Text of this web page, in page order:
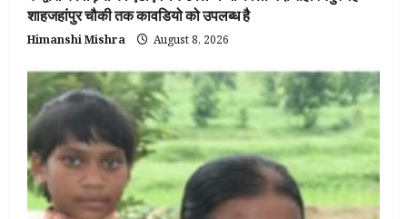
शाहजहांपुर चौकी तक कावडियो को उपलब्ध है
Himanshi Mishra August 8, 2026